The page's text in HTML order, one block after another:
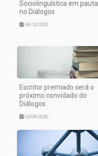
Sociolinguística em pauta
no Diálogos
06/10/2020
Escritor premiado será o
próximo convidado do
Diálogos
03/08/2020